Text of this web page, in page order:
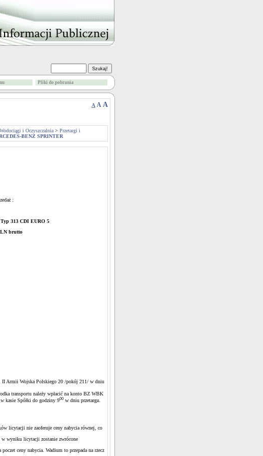
Pliki do pobrania
A A A
i Oczyszczalnia > Przetargi i
BENZ SPRINTER
:
Typ 313 CDI EURO 5
brutto
II Armii Wojska Polskiego 20 /pokój 211/ w dniu
transportu należy wpłacić na konto BZ WBK
kasie Spółki do godziny 900 w dniu przetargu.
licytacji nie zaoferuje ceny nabycia równej, co
wyniku licytacji zostanie zwrócone
ceny nabycia. Wadium to przepada na rzecz